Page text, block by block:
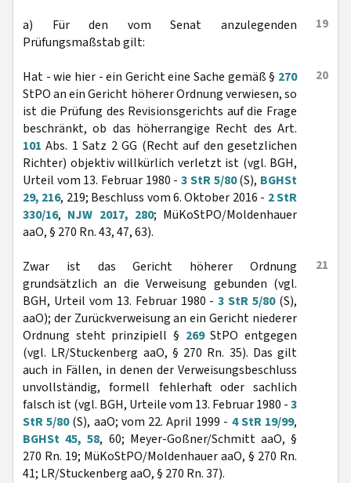
19
a) Für den vom Senat anzulegenden
Prüfungsmaßstab gilt:
20
Hat - wie hier - ein Gericht eine Sache gemäß § 270
StPO an ein Gericht höherer Ordnung verwiesen, so
ist die Prüfung des Revisionsgerichts auf die Frage
beschränkt, ob das höherrangige Recht des Art.
101 Abs. 1 Satz 2 GG (Recht auf den gesetzlichen
Richter) objektiv willkürlich verletzt ist (vgl. BGH,
Urteil vom 13. Februar 1980 -3 StR 5/80(S), BGHSt
29, 216, 219; Beschluss vom 6. Oktober 2016 - 2 StR
330/16, NJW 2017, 280; MüKoStPO/Moldenhauer
aaO, § 270 Rn. 43, 47, 63).
21
Zwar ist das Gericht höherer Ordnung
grundsätzlich an die Verweisung gebunden (vgl.
BGH, Urteil vom 13. Februar 1980 -3 StR 5/80(S),
aaO); der Zurückverweisung an ein Gericht niederer
Ordnung steht prinzipiell § 269StPO entgegen
(vgl. LR/Stuckenberg aaO, § 270 Rn. 35). Das gilt
auch in Fällen, in denen der Verweisungsbeschluss
unvollständig, formell fehlerhaft oder sachlich
falsch ist (vgl. BGH, Urteile vom 13. Februar 1980 -3
StR 5/80(S), aaO; vom 22. April 1999 - 4 StR 19/99,
BGHSt 45, 58, 60; Meyer-Goßner/Schmitt aaO, §
270 Rn. 19; MüKoStPO/Moldenhauer aaO, § 270 Rn.
41; LR/Stuckenberg aaO, § 270 Rn. 37).